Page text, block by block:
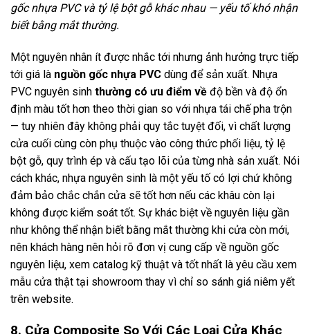
gốc nhựa PVC và tỷ lệ bột gỗ khác nhau — yếu tố khó nhận
biết bằng mắt thường.
Một nguyên nhân ít được nhắc tới nhưng ảnh hưởng trực tiếp
tới giá là nguồn gốc nhựa PVC dùng để sản xuất. Nhựa
PVC nguyên sinh thường có ưu điểm về độ bền và độ ổn
định màu tốt hơn theo thời gian so với nhựa tái chế pha trộn
— tuy nhiên đây không phải quy tắc tuyệt đối, vì chất lượng
cửa cuối cùng còn phụ thuộc vào công thức phối liệu, tỷ lệ
bột gỗ, quy trình ép và cấu tạo lõi của từng nhà sản xuất. Nói
cách khác, nhựa nguyên sinh là một yếu tố có lợi chứ không
đảm bảo chắc chắn cửa sẽ tốt hơn nếu các khâu còn lại
không được kiểm soát tốt. Sự khác biệt về nguyên liệu gần
như không thể nhận biết bằng mắt thường khi cửa còn mới,
nên khách hàng nên hỏi rõ đơn vị cung cấp về nguồn gốc
nguyên liệu, xem catalog kỹ thuật và tốt nhất là yêu cầu xem
mẫu cửa thật tại showroom thay vì chỉ so sánh giá niêm yết
trên website.
8. Cửa Composite So Với Các Loại Cửa Khác